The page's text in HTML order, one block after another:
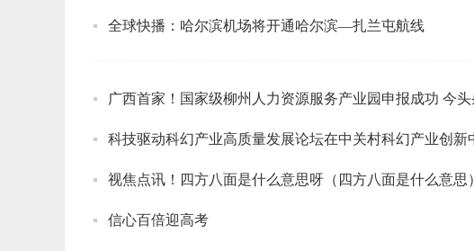
全球快播：哈尔滨机场将开通哈尔滨—扎兰屯航线
广西首家！国家级柳州人力资源服务产业园申报成功 今头
科技驱动科幻产业高质量发展论坛在中关村科幻产业创新
视焦点讯！四方八面是什么意思呀（四方八面是什么意思）
信心百倍迎高考